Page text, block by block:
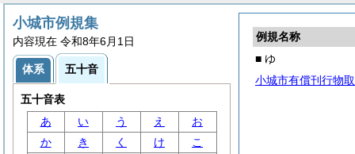
例規名称
■ ゆ
小城市有償刊行物
小城市例規集
内容現在 令和8年6月1日
体系 五十音
五十音表
あ
い う え
お
か
き く け
こ